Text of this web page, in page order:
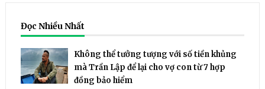
Đọc Nhiều Nhất
Không thể tưởng tượng với số tiền khủng
mà Trần Lập để lại cho vợ con từ 7 hợp
đồng bảo hiểm